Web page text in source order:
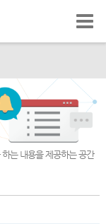
는 내용을 제공하는 공간